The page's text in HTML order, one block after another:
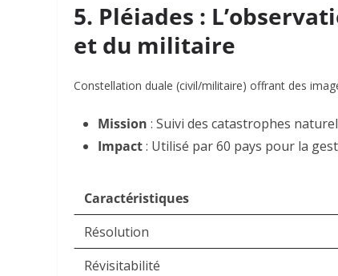
5. Pléiades :
et du militaire
Constellation duale (civil/militaire) offrant des
Mission : Suivi des catastrophes
Impact: Utilisé par 60 pays pour la
Caractéristiques
Résolution
Révisitabilité